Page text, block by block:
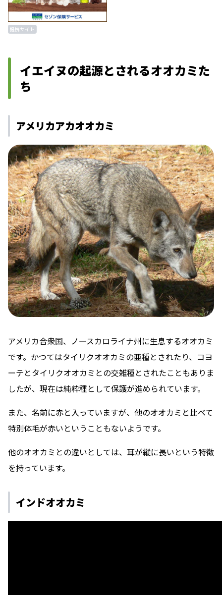
提携サイト
イエイヌの起源とされるオオカミた
ち
アメリカアカオオカミ
アメリカ合衆国、ノースカロライナ州に生息するオオカミ
です。かつてはタイリクオオカミの亜種とされたり、コヨ
ーテとタイリクオオカミとの交雑種とされたこともありま
したが、現在は純粋種として保護が進められています。
また、名前に赤と入っていますが、他のオオカミと比べて
特別体毛が赤いということもないようです。
他のオオカミとの違いとしては、耳が縦に長いという特徴
を持っています。
インドオオカミ